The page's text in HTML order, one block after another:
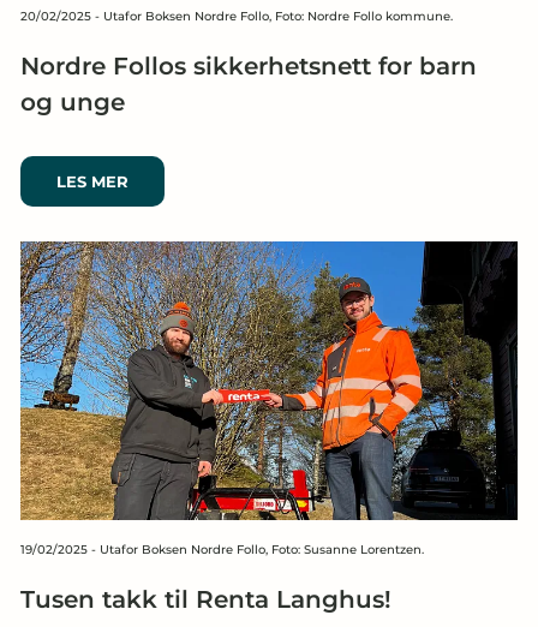
20/02/2025 - Utafor Boksen Nordre Follo, Foto: Nordre Follo kommune.
Nordre Follos sikkerhetsnett for barn
og unge
LES MER
19/02/2025 - Utafor Boksen Nordre Follo, Foto: Susanne Lorentzen.
Tusen takk til Renta Langhus!